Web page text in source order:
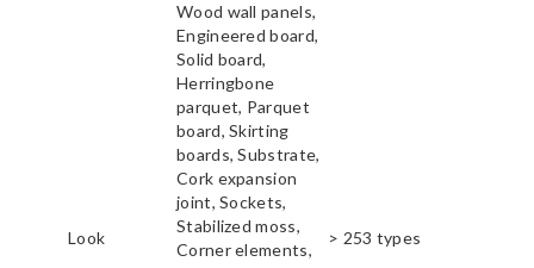
Look
Wood wall panels,
Engineered board,
Solid board,
Herringbone
parquet, Parquet
board, Skirting
boards, Substrate,
Cork expansion
joint, Sockets,
Stabilized moss,
Corner elements,
> 253 types